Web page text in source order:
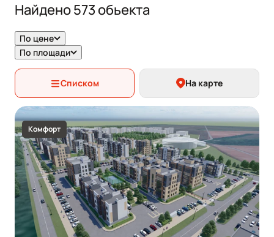
Найдено573 обьекта
По цене
По площади
Списком На карте
Комфорт